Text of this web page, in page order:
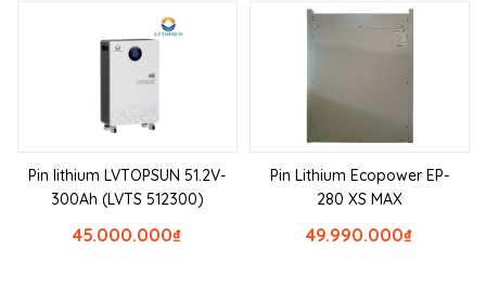
Pin lithium LVTOPSUN 51.2V-
300Ah (LVTS 512300)
₫
45.000.000
Pin Lithium Ecopower EP-
280 XS MAX
₫
49.990.000